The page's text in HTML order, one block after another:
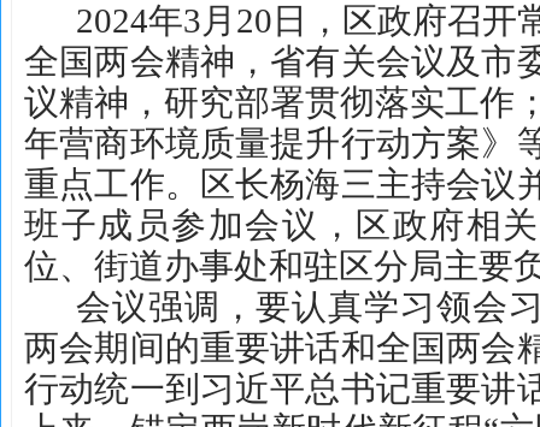
2024年3月20日，区政府召开
全国两会精神，省有关会议及市
议精神，研究部署贯彻落实工作
年营商环境质量提升行动方案》
重点工作。区长杨海三主持会议
班子成员参加会议，区政府相
位、街道办事处和驻区分局主要
会议强调，要认真学习领会
两会期间的重要讲话和全国两会
行动统一到习近平总书记重要讲